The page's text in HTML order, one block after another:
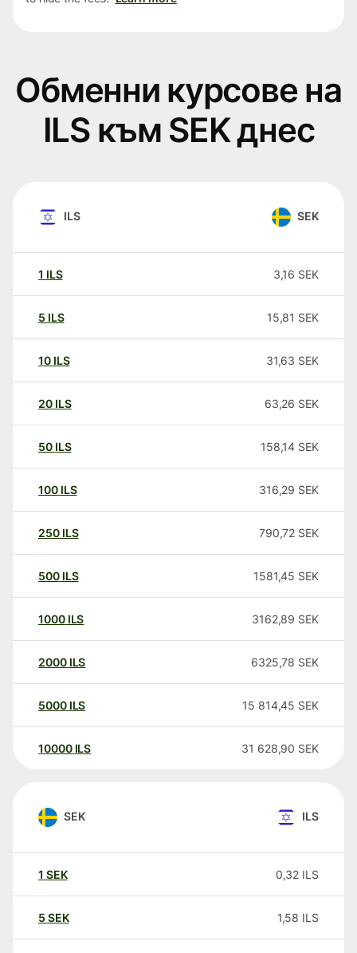
Обменни курсове на
ILS към SEK днес
ILS SEK
1 ILS 3,16 SEK
5 ILS 15,81 SEK
10 ILS 31,63 SEK
20 ILS 63,26 SEK
50 ILS 158,14 SEK
100 ILS 316,29 SEK
250 ILS 790,72 SEK
500 ILS 1581,45 SEK
1000 ILS 3162,89 SEK
2000 ILS 6325,78 SEK
5000 ILS 15 814,45 SEK
10000 ILS 31 628,90 SEK
SEK ILS
1 SEK 0,32 ILS
5 SEK 1,58 ILS